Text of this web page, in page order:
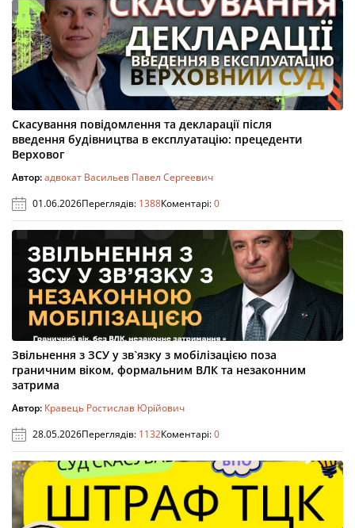
Скасування повідомлення та декларації після
введення будівництва в експлуатацію: прецеденти
Верховог
Автор:адвокат Васильев Павел Сергеевич
01.06.2026Переглядів: 1388Коментарі:0
Звільнення з ЗСУ у зв`язку з мобілізацією поза
граничним віком, формальним ВЛК та незаконним
затрима
Автор: Кравець Ростислав Юрійович
28.05.2026Переглядів: 1132Коментарі:0